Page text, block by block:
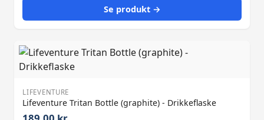
Se produkt →
LIFEVENTURE
Lifeventure Tritan Bottle (graphite) - Drikkeflaske